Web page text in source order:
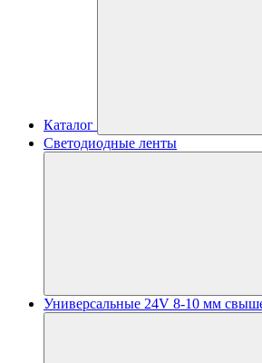
Каталог
Светодиодные ленты
Универсальные 24V 8-10 мм